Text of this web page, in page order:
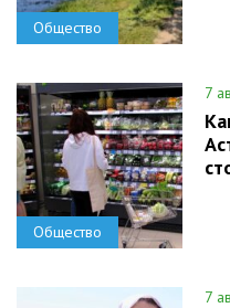
Общество
Общество
7
7